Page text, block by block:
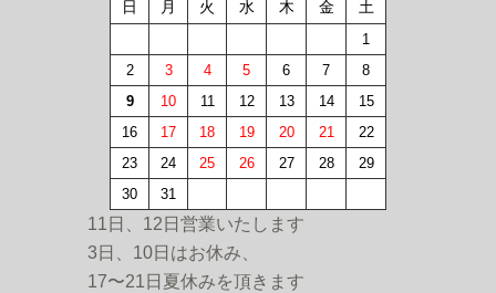
日 月 火 水 木 金 土
1
2
3 4 5 6 7
8
9
10 11 12 13 14
15
16
17 18 19 20 21
22
23
24 25 26 27 28
29
30
31
11日、12日営業いたします
3日、10日はお休み、
17〜21日夏休みを頂きます